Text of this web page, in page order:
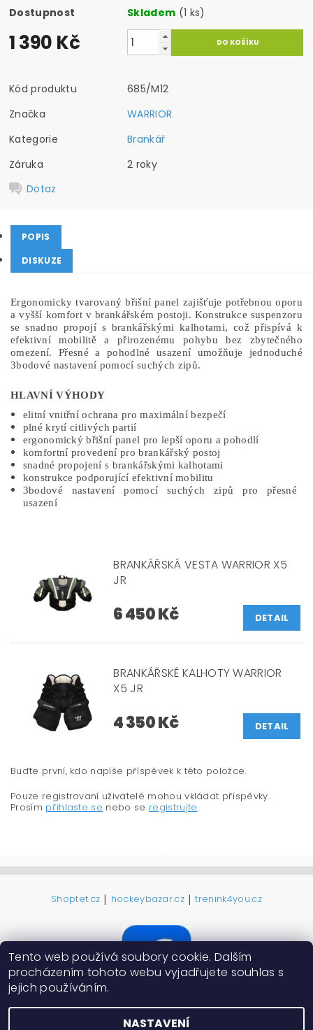
Dostupnost Skladem (1 ks)
1 390 Kč
Kód produktu
685/M12
Značka
WARRIOR
Kategorie
Brankář
Záruka
2 roky
Dotaz
POPIS
DISKUZE
Ergonomicky tvarovaný břišní panel zajišťuje potřebnou oporu
a vyšší komfort v brankářském postoji. Konstrukce suspenzoru
se snadno propojí s brankářskými kalhotami, což přispívá k
efektivní mobilitě a přirozenému pohybu bez zbytečného
omezení. Přesné a pohodlné usazení umožňuje jednoduché
3bodové nastavení pomocí suchých zipů.
HLAVNÍ VÝHODY
elitní vnitřní ochrana pro maximální bezpečí
plné krytí citlivých partií
ergonomický břišní panel pro lepší oporu a pohodlí
komfortní provedení pro brankářský postoj
snadné propojení s brankářskými kalhotami
konstrukce podporující efektivní mobilitu
3bodové nastavení pomocí suchých zipů pro přesné
usazení
BRANKÁŘSKÁ VESTA WARRIOR X5
JR
6 450 Kč DETAIL
BRANKÁŘSKÉ KALHOTY WARRIOR
X5 JR
4 350 Kč DETAIL
Buďte první, kdo napíše příspěvek k této položce.
Pouze registrovaní uživatelé mohou vkládat příspěvky.
Prosím přihlaste se nebo se registrujte.
Shoptet.cz | hockeybazar.cz | trenink4you.cz
Tento web používá soubory cookie. Dalším
procházením tohoto webu vyjadřujete souhlas s
jejich používáním.
NASTAVENÍ